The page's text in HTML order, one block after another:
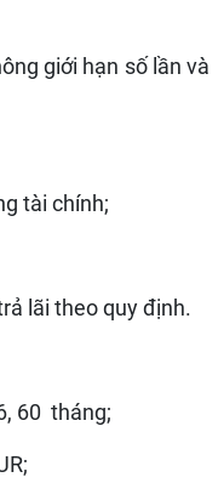
giới hạn số lần và
tài chính;
lãi theo quy định.
60 tháng;